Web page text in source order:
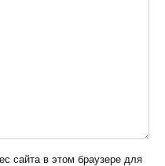
сайта в этом браузере для